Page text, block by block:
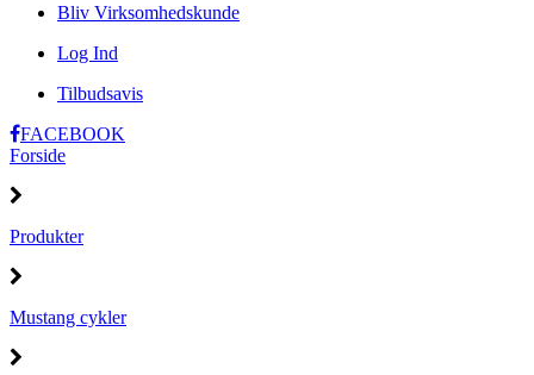
Bliv Virksomhedskunde
Log Ind
Tilbudsavis
FACEBOOK
Forside
Produkter
Mustang cykler